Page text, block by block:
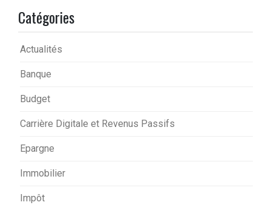
Catégories
Actualités
Banque
Budget
Carrière Digitale et Revenus Passifs
Epargne
Immobilier
Impôt